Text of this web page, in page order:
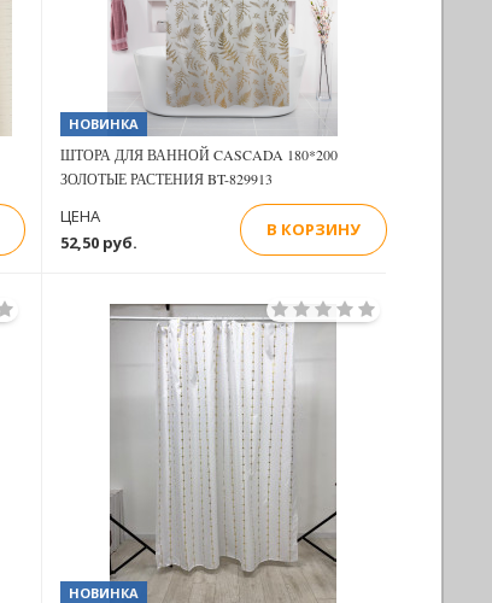
НОВИНКА
ШТОРА ДЛЯ ВАННОЙ CASCADA 180*200
ЗОЛОТЫЕ РАСТЕНИЯ BT-829913
52,50 руб.
ЦЕНА
В КОРЗИНУ
НОВИНКА